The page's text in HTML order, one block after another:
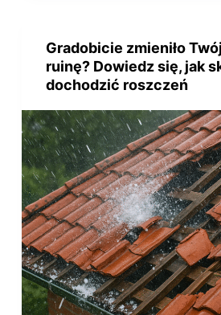
Gradobicie zmieniło
ruinę? Dowiedz się, jak
dochodzić roszczeń